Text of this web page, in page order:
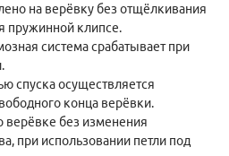
на верёвку без отщёлкивания
пружинной клипсе.
система срабатывает при
спуска осуществляется
конца верёвки.
без изменения
при использовании петли под